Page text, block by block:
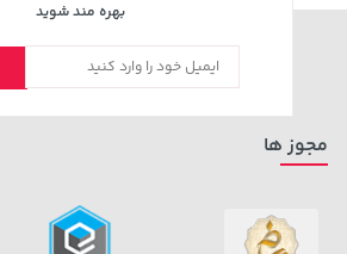
بهره مند شوید
مجوز ها